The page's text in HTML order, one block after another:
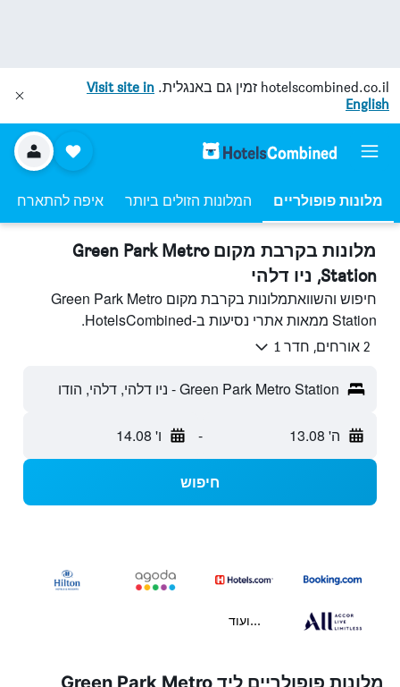
hotelscombined.co.il זמין גם באנגלית. Visit site in
English
מלונות פופולריים המלונות הזולים ביותר איפה להתארח
מלונות בקרבת מקום Green Park Metro
Station, ניו דלהי
חיפוש והשוואתמלונות בקרבת מקום Green Park Metro
Station ממאות אתרי נסיעות ב-HotelsCombined.
2 אורחים, חדר 1
Green Park Metro Station - ניו דלהי, דלהי, הודו
ה' 13.08 - ו' 14.08
חיפוש
...ועוד
מלונות פופולריים ליד Green Park Metro